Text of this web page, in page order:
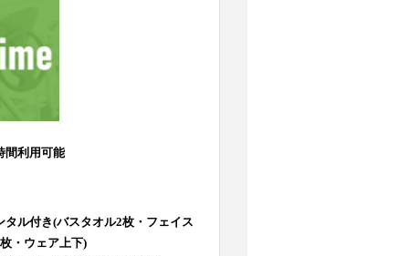
間利用可能
タル付き(バスタオル2枚・フェイス
・ウェア上下)